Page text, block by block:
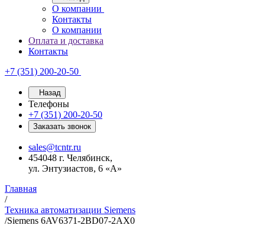
О компании
Контакты
О компании
Оплата и доставка
Контакты
+7 (351) 200-20-50
Назад
Телефоны
+7 (351) 200-20-50
Заказать звонок
sales@tcntr.ru
454048 г. Челябинск,
ул. Энтузиастов, 6 «А»
Главная
/
Техника автоматизации Siemens
/Siemens 6AV6371-2BD07-2AX0